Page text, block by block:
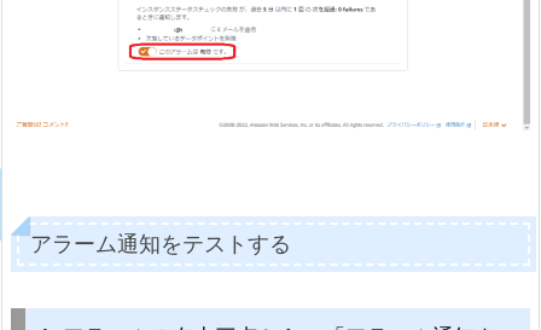
アラーム通知をテストする